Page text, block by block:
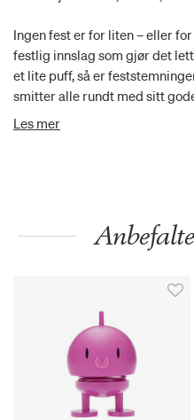
Ingen fest er for liten – eller
festlig innslag som gjør det
et lite puff, så er
smitter alle rundt med sitt
laget av vakkert eiketre og
Les mer